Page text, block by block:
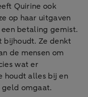
Quirine ook
op haar uitgaven
betaling gemist.
bijhoudt. Ze denkt
de mensen om
wat er
houdt alles bij en
omgaat.